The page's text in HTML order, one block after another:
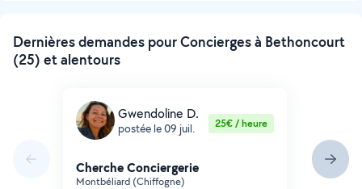
Dernières demandes pour Concierges à Bethoncourt
(25) et alentours
Gwendoline D.
postée le 09 juil. 25€ / heure
Cherche Conciergerie
Montbéliard (Chiffogne)